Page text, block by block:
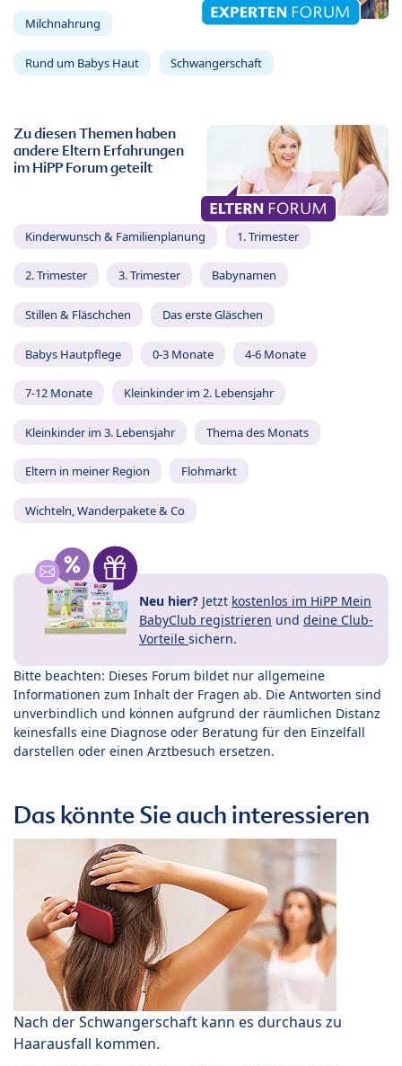
Milchnahrung
Rund um Babys Haut Schwangerschaft
Zu diesen Themen haben
andere Eltern Erfahrungen
im HiPP Forum geteilt
Kinderwunsch & Familienplanung 1. Trimester
2. Trimester 3. Trimester Babynamen
Stillen & Fläschchen Das erste Gläschen
Babys Hautpflege 0-3 Monate 4-6 Monate
7-12 Monate Kleinkinder im 2. Lebensjahr
Kleinkinder im 3. Lebensjahr Thema des Monats
Eltern in meiner Region Flohmarkt
Wichteln, Wanderpakete & Co
Neu hier? Jetzt kostenlos im HiPP Mein
BabyClub registrieren und deine Club-
Vorteile sichern.
Bitte beachten: Dieses Forum bildet nur allgemeine
Informationen zum Inhalt der Fragen ab. Die Antworten sind
unverbindlich und können aufgrund der räumlichen Distanz
keinesfalls eine Diagnose oder Beratung für den Einzelfall
darstellen oder einen Arztbesuch ersetzen.
Das könnte Sie auch interessieren
Nach der Schwangerschaft kann es durchaus zu
Haarausfall kommen.